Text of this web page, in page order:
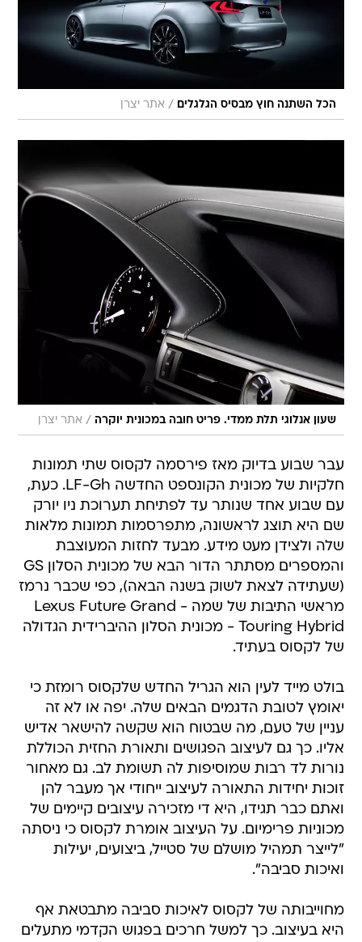
הכל השתנה חוץ מבסיס הגלגלים / אתר יצרן
שעון אנלוגי תלת ממדי. פריט חובה במכונית יוקרה / אתר יצרן
עבר שבוע בדיוק מאז פירסמה לקסוס שתי תמונות
חלקיות של מכונית הקונספט החדשה LF-Gh. כעת,
עם שבוע אחד שנותר עד לפתיחת תערוכת ניו יורק
שם היא תוצג לראשונה, מתפרסמות תמונות מלאות
שלה ולצידן מעט מידע. מבעד לחזות המעוצבת
והמספרים מסתתר הדור הבא של מכונית הסלון GS
(שעתידה לצאת לשוק בשנה הבאה), כפי שכבר נרמז
מראשי התיבות של שמה - Lexus Future Grand
Touring Hybrid - מכונית הסלון ההיברידית הגדולה
של לקסוס בעתיד.
בולט מייד לעין הוא הגריל החדש שלקסוס רומזת כי
יאומץ לטובת הדגמים הבאים שלה. יפה או לא זה
עניין של טעם, מה שבטוח הוא שקשה להישאר אדיש
אליו. כך גם לעיצוב הפגושים ותאורת החזית הכוללת
נורות לד רבות שמוסיפות לה תשומת לב. גם מאחור
זוכות יחידות התאורה לעיצוב ייחודי אך מעבר להן
ואתם כבר תגידו, היא די מזכירה עיצובים קיימים של
מכוניות פרימיום. על העיצוב אומרת לקסוס כי ניסתה
"לייצר תמהיל מושלם של סטייל, ביצועים, יעילות
ואיכות סביבה".
מחוייבותה של לקסוס לאיכות סביבה מתבטאת אף
היא בעיצוב. כך למשל חרכים בפגוש הקדמי מתעלים